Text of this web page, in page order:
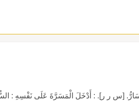
[س ر ر]. : أَدْخَلَ الْمَسَرَّةَ عَلَى نَفْسِهِ :